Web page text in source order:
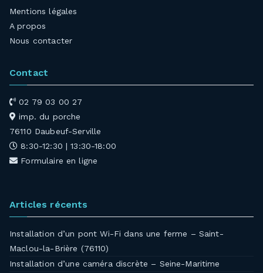
Mentions légales
A propos
Nous contacter
Contact
02 79 03 00 27
imp. du porche
76110 Daubeuf-Serville
8:30-12:30 | 13:30-18:00
Formulaire en ligne
Articles récents
Installation d’un pont Wi-Fi dans une ferme – Saint-
Maclou-la-Brière (76110)
Installation d’une caméra discrète – Seine-Maritime